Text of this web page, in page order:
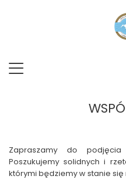
Zapraszamy do
Poszukujemy solidnych i
którymi będziemy w stanie się